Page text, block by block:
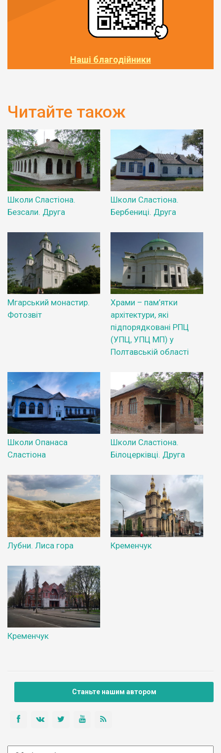
Наші благодійники
Читайте також
Школи Сластіона.
Безсали. Друга
Школи Сластіона.
Бербениці. Друга
Мгарський монастир.
Фотозвіт
Храми – пам’ятки
архітектури, які
підпорядковані РПЦ
(УПЦ, УПЦ МП) у
Полтавській області
Школи Опанаса
Сластіона
Школи Сластіона.
Білоцерківці. Друга
Лубни. Лиса гора Кременчук
Кременчук
Станьте нашим автором